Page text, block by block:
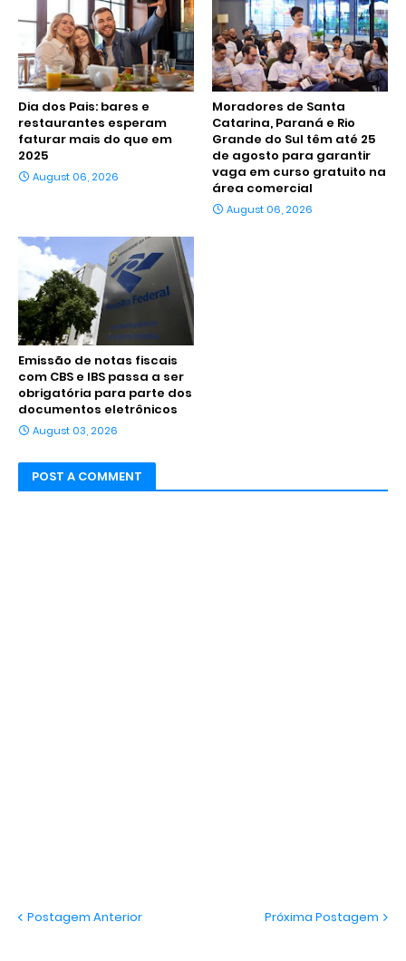
Dia dos Pais: bares e
restaurantes esperam
faturar mais do que em
2025
August 06, 2026
Moradores de Santa
Catarina, Paraná e Rio
Grande do Sul têm até 25
de agosto para garantir
vaga em curso gratuito na
área comercial
August 06, 2026
Emissão de notas fiscais
com CBS e IBS passa a ser
obrigatória para parte dos
documentos eletrônicos
August 03, 2026
POST A COMMENT
Postagem Anterior Próxima Postagem